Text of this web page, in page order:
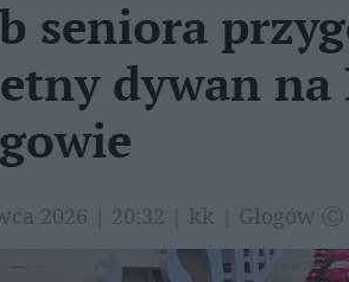
seniora
dywan na
2026 | 20:32 | kk | Głogów